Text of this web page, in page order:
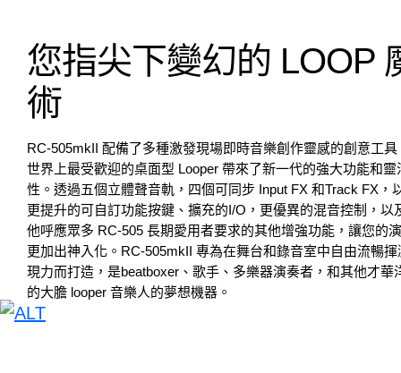
您指尖下變幻的 LOOP
術
RC-505mkII 配備了多種激發現場即時音樂創作靈感的創意工具
世界上最受歡迎的桌面型 Looper 帶來了新一代的強大功能和靈
性。透過五個立體聲音軌，四個可同步 Input FX 和Track FX，
更提升的可自訂功能按鍵、擴充的I/O，更優異的混音控制，以
他呼應眾多 RC-505 長期愛用者要求的其他增強功能，讓您的
更加出神入化。RC-505mkII 專為在舞台和錄音室中自由流暢揮
現力而打造，是beatboxer、歌手、多樂器演奏者，和其他才華
的大膽 looper 音樂人的夢想機器。